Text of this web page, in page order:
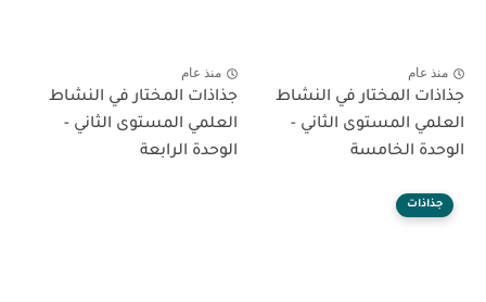
منذ عام
جذاذات المختار في النشاط
العلمي المستوى الثاني -
الوحدة الخامسة
منذ عام
جذاذات المختار في النشاط
العلمي المستوى الثاني -
الوحدة الرابعة
جذاذات